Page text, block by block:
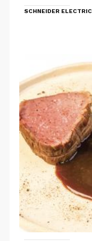
SCHNEIDER ELECTRIC